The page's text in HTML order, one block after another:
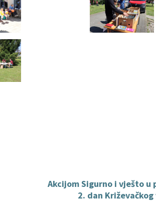
Akcijom Sigurno i vješto u
2. dan